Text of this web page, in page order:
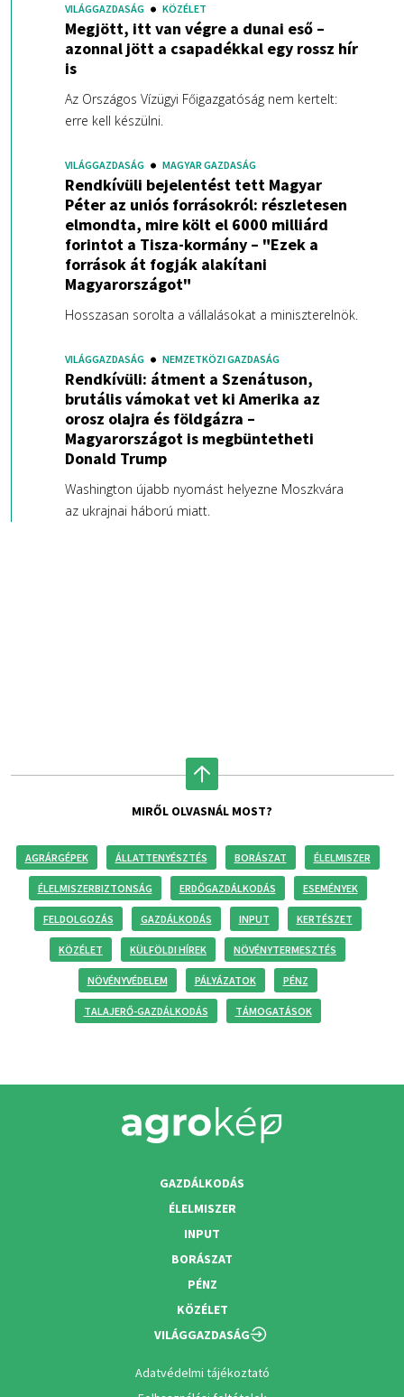
VILÁGGAZDASÁG KÖZÉLET
Megjött, itt van végre a dunai eső –
azonnal jött a csapadékkal egy rossz hír
is
Az Országos Vízügyi Főigazgatóság nem kertelt:
erre kell készülni.
VILÁGGAZDASÁG MAGYAR GAZDASÁG
Rendkívüli bejelentést tett Magyar
Péter az uniós forrásokról: részletesen
elmondta, mire költ el 6000 milliárd
forintot a Tisza-kormány – "Ezek a
források át fogják alakítani
Magyarországot"
Hosszasan sorolta a vállalásokat a miniszterelnök.
VILÁGGAZDASÁG NEMZETKÖZI GAZDASÁG
Rendkívüli: átment a Szenátuson,
brutális vámokat vet ki Amerika az
orosz olajra és földgázra –
Magyarországot is megbüntetheti
Donald Trump
Washington újabb nyomást helyezne Moszkvára
az ukrajnai háború miatt.
MIRŐL OLVASNÁL MOST?
AGRÁRGÉPEK ÁLLATTENYÉSZTÉS BORÁSZAT ÉLELMISZER
ÉLELMISZERBIZTONSÁG ERDŐGAZDÁLKODÁS ESEMÉNYEK
FELDOLGOZÁS GAZDÁLKODÁS INPUT KERTÉSZET
KÖZÉLET KÜLFÖLDI HÍREK NÖVÉNYTERMESZTÉS
NÖVÉNYVÉDELEM PÁLYÁZATOK PÉNZ
TALAJERŐ-GAZDÁLKODÁS TÁMOGATÁSOK
GAZDÁLKODÁS
ÉLELMISZER
INPUT
BORÁSZAT
PÉNZ
KÖZÉLET
VILÁGGAZDASÁG
Adatvédelmi tájékoztató